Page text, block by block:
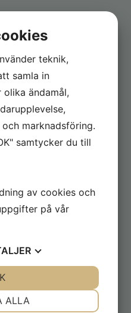
teknik,
samla in
ändamål,
marknadsföring.
samtycker du till
av cookies och
på vår
ALLA